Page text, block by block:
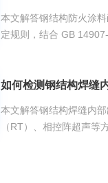
本文解答钢结构防火涂
定规则，结合 GB
如何检测钢结构焊缝
本文解答钢结构焊缝内
（RT）、相控阵超声